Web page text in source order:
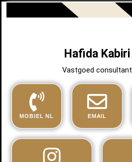
Hafida Kabiri
Vastgoed consultant
MOBIEL NL EMAIL